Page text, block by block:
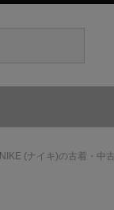
NIKE (ナイキ)の古着・中古